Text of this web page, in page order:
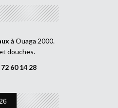
à Ouaga 2000.
douches.
72 60 14 28